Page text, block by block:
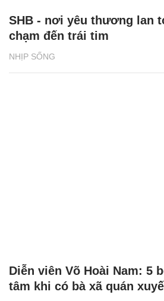
NHỊP SỐNG
SHB - nơi yêu thương lan
chạm đến trái tim
Diễn viên Võ Hoài Nam: 5
tâm khi có bà xã quán